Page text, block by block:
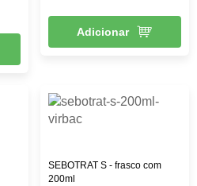
Adicionar
SEBOTRAT S - frasco com
200ml